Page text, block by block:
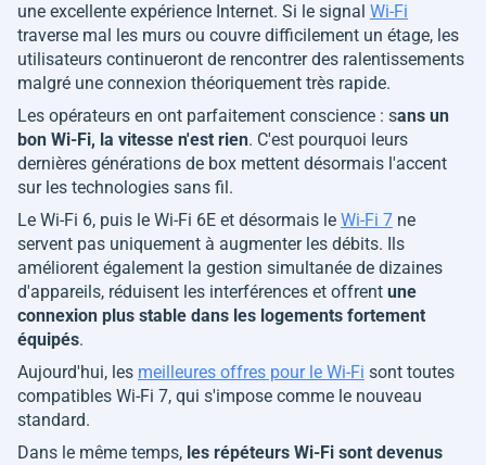
une excellente expérience Internet. Si le signal Wi-Fi
traverse mal les murs ou couvre difficilement un étage, les
utilisateurs continueront de rencontrer des ralentissements
malgré une connexion théoriquement très rapide.
Les opérateurs en ont parfaitement conscience : sans un
bon Wi-Fi, la vitesse n'est rien. C'est pourquoi leurs
dernières générations de box mettent désormais l'accent
sur les technologies sans fil.
Le Wi-Fi 6, puis le Wi-Fi 6E et désormais le Wi-Fi 7 ne
servent pas uniquement à augmenter les débits. Ils
améliorent également la gestion simultanée de dizaines
d'appareils, réduisent les interférences et offrent une
connexion plus stable dans les logements fortement
équipés.
Aujourd'hui, les meilleures offres pour le Wi-Fi sont toutes
compatibles Wi-Fi 7, qui s'impose comme le nouveau
standard.
Dans le même temps, les répéteurs Wi-Fi sont devenus